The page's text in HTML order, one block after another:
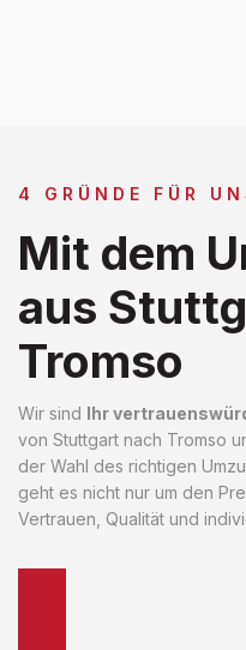
4 GRÜNDE FÜR
Mit dem
aus
Tromso
Wir sind Ihr
von Stuttgart nach Tromso
der Wahl des richtigen
geht es nicht nur um den
Vertrauen, Qualität und